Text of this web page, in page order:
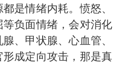
是情绪内耗。愤怒、
负面情绪，会对消化
、甲状腺、心血管、
成定向攻击，那是真